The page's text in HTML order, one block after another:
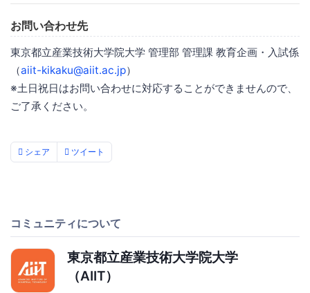
お問い合わせ先
東京都立産業技術大学院大学 管理部 管理課 教育企画・入試係
（aiit-kikaku@aiit.ac.jp）
※土日祝日はお問い合わせに対応することができませんので、
ご了承ください。
シェア ツイート
コミュニティについて
東京都立産業技術大学院大学
（AIIT）